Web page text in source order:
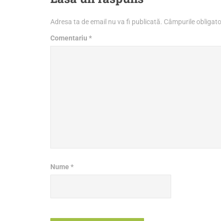
Adresa ta de email nu va fi publicată. Câmpurile
Comentariu *
Nume *